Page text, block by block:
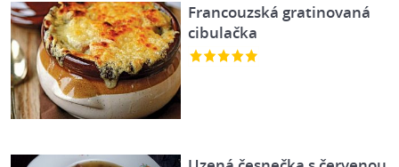
Francouzská gratinovaná
cibulačka